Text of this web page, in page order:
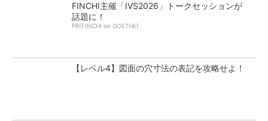
FINCHI主催「IVS2026」トークセッションが
話題に！
PR(FINCHI on GOETHE)
【レベル4】図面の穴寸法の表記を攻略せよ！